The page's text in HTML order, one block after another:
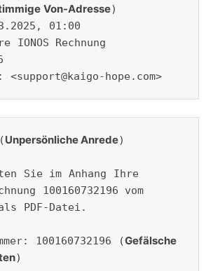
Von-Adresse)
01:00
Rechnung
hope.com>
Unpersönliche Anrede)
Sie im Anhang Ihre
100160732196 vom
PDF-Datei.
100160732196 (Gefälsche
)